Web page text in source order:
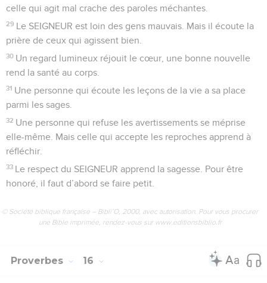
celle qui agit mal crache des paroles méchantes.
29 Le SEIGNEUR est loin des gens mauvais. Mais il écoute la
prière de ceux qui agissent bien.
30 Un regard lumineux réjouit le cœur, une bonne nouvelle
rend la santé au corps.
31 Une personne qui écoute les leçons de la vie a sa place
parmi les sages.
32 Une personne qui refuse les avertissements se méprise
elle-même. Mais celle qui accepte les reproches apprend à
réfléchir.
33 Le respect du SEIGNEUR apprend la sagesse. Pour être
honoré, il faut d’abord se faire petit.
© Société biblique française – Bibli’O, 2000, avec autorisation. Pour vous procurer
une Bible imprimée, rendez-vous sur www.editionsbiblio.fr
Proverbes 16